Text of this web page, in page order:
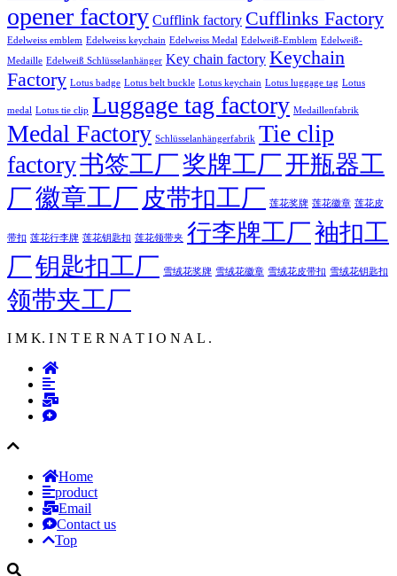
opener factory Cufflink factory Cufflinks Factory
Edelweiss emblem Edelweiss keychain Edelweiss Medal Edelweiß-Emblem Edelweiß-
Medaille Edelweiß Schlüsselanhänger Key chain factory Keychain
Factory Lotus badge Lotus belt buckle Lotus keychain Lotus luggage tag Lotus
medal Lotus tie clip Luggage tag factory Medaillenfabrik
Medal Factory Schlüsselanhängerfabrik Tie clip
factory书签工厂奖牌工厂开瓶器工
厂徽章工厂 皮带扣工厂 莲花奖牌 莲花徽章 莲花皮
带扣 莲花行李牌 莲花钥匙扣 莲花领带夹 行李牌工厂袖扣工
厂钥匙扣工厂 雪绒花奖牌 雪绒花徽章 雪绒花皮带扣 雪绒花钥匙扣
领带夹工厂
I M K. I N T E R N A T I O N A L .
Home
product
Email
Contact us
Top